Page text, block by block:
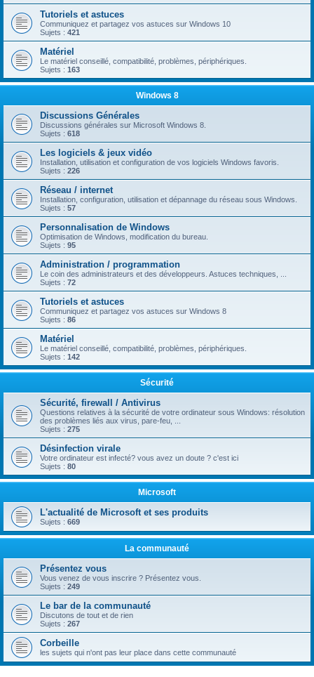
Tutoriels et astuces
Communiquez et partagez vos astuces sur Windows 10
Sujets : 421
Matériel
Le matériel conseillé, compatibilité, problèmes, périphériques.
Sujets : 163
Windows 8
Discussions Générales
Discussions générales sur Microsoft Windows 8.
Sujets : 618
Les logiciels & jeux vidéo
Installation, utilisation et configuration de vos logiciels Windows favoris.
Sujets : 226
Réseau / internet
Installation, configuration, utilisation et dépannage du réseau sous Windows.
Sujets : 57
Personnalisation de Windows
Optimisation de Windows, modification du bureau.
Sujets : 95
Administration / programmation
Le coin des administrateurs et des développeurs. Astuces techniques, ...
Sujets : 72
Tutoriels et astuces
Communiquez et partagez vos astuces sur Windows 8
Sujets : 86
Matériel
Le matériel conseillé, compatibilité, problèmes, périphériques.
Sujets : 142
Sécurité
Sécurité, firewall / Antivirus
Questions relatives à la sécurité de votre ordinateur sous Windows: résolution
des problèmes liés aux virus, pare-feu, ...
Sujets : 275
Désinfection virale
Votre ordinateur est infecté? vous avez un doute ? c'est ici
Sujets : 80
Microsoft
L'actualité de Microsoft et ses produits
Sujets : 669
La communauté
Présentez vous
Vous venez de vous inscrire ? Présentez vous.
Sujets : 249
Le bar de la communauté
Discutons de tout et de rien
Sujets : 267
Corbeille
les sujets qui n'ont pas leur place dans cette communauté